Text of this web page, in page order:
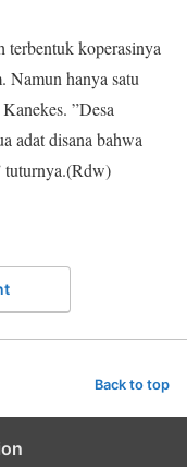
terbentuk koperasinya
Namun hanya satu
”Desa
adat disana bahwa
tuturnya.(Rdw)
Back to top